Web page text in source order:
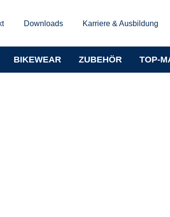
Downloads Karriere & Ausbildung
BIKEWEAR ZUBEHÖR TOP-